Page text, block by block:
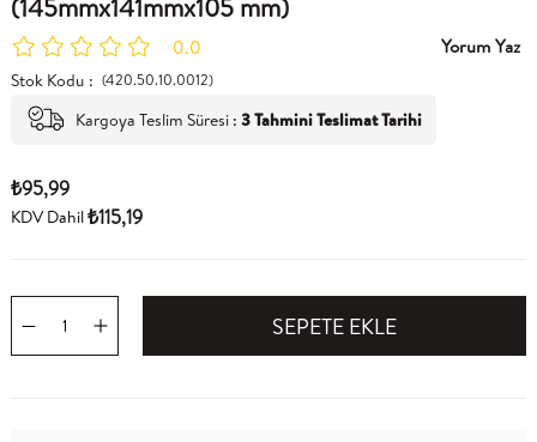
(145mmx141mmx105 mm)
0.0 Yorum Yaz
Stok Kodu (420.50.10.0012)
Kargoya Teslim Süresi : 3 Tahmini Teslimat Tarihi
₺95,99
KDV Dahil₺115,19